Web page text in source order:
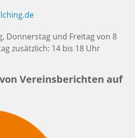
Donnerstag und Freitag von 8
zusätzlich: 14 bis 18 Uhr
Vereinsberichten auf